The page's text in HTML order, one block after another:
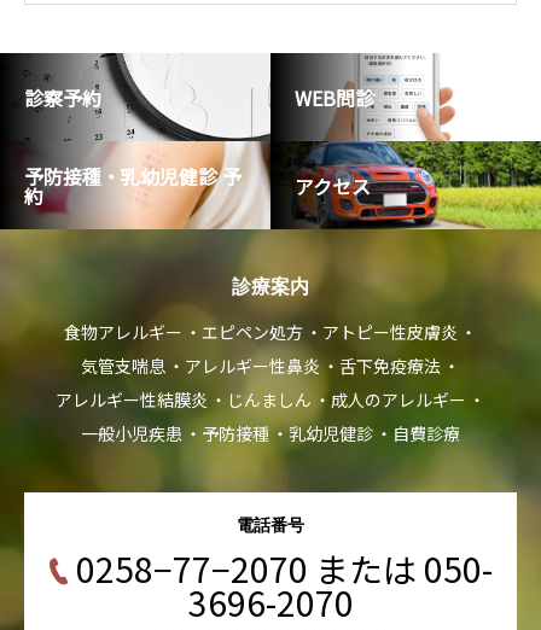
診察予約 WEB問診
予防接種・乳幼児健診 予
約 アクセス
診療案内
食物アレルギー エピペン処方
アトピー性皮膚炎
気管支喘息
アレルギー性鼻炎
舌下免疫療法
アレルギー性結膜炎
じんましん
成人のアレルギー
一般小児疾患
予防接種 乳幼児健診 自費診療
電話番号
0258−77−2070 または 050-
3696-2070